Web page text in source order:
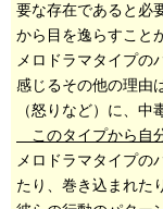
要な存在であると必
から目を逸らすこと
メロドラマタイプの
感じるその他の理由
（怒りなど）に、中
このタイプから自
メロドラマタイプの
たり、巻き込まれた